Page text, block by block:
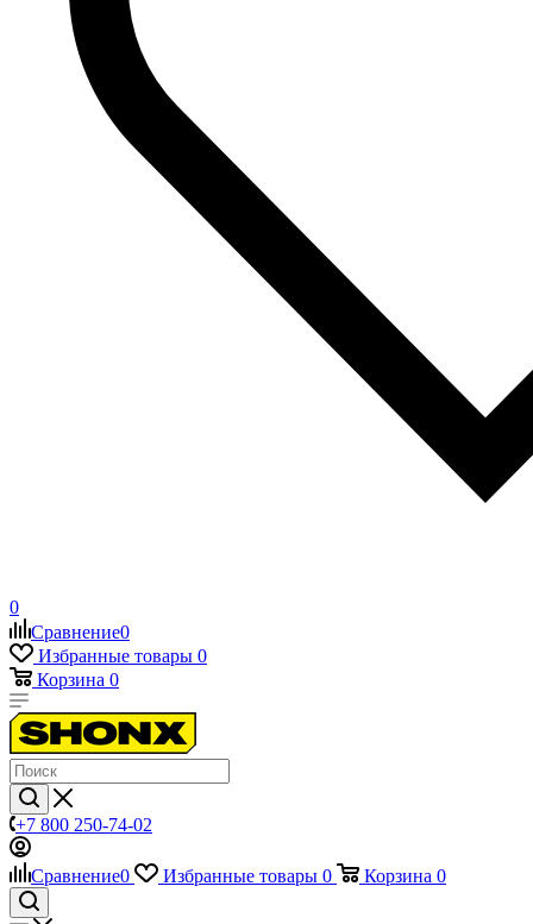
0
Сравнение0
Избранные товары 0
Корзина 0
+7 800 250-74-02
Сравнение0 Избранные товары 0 Корзина 0